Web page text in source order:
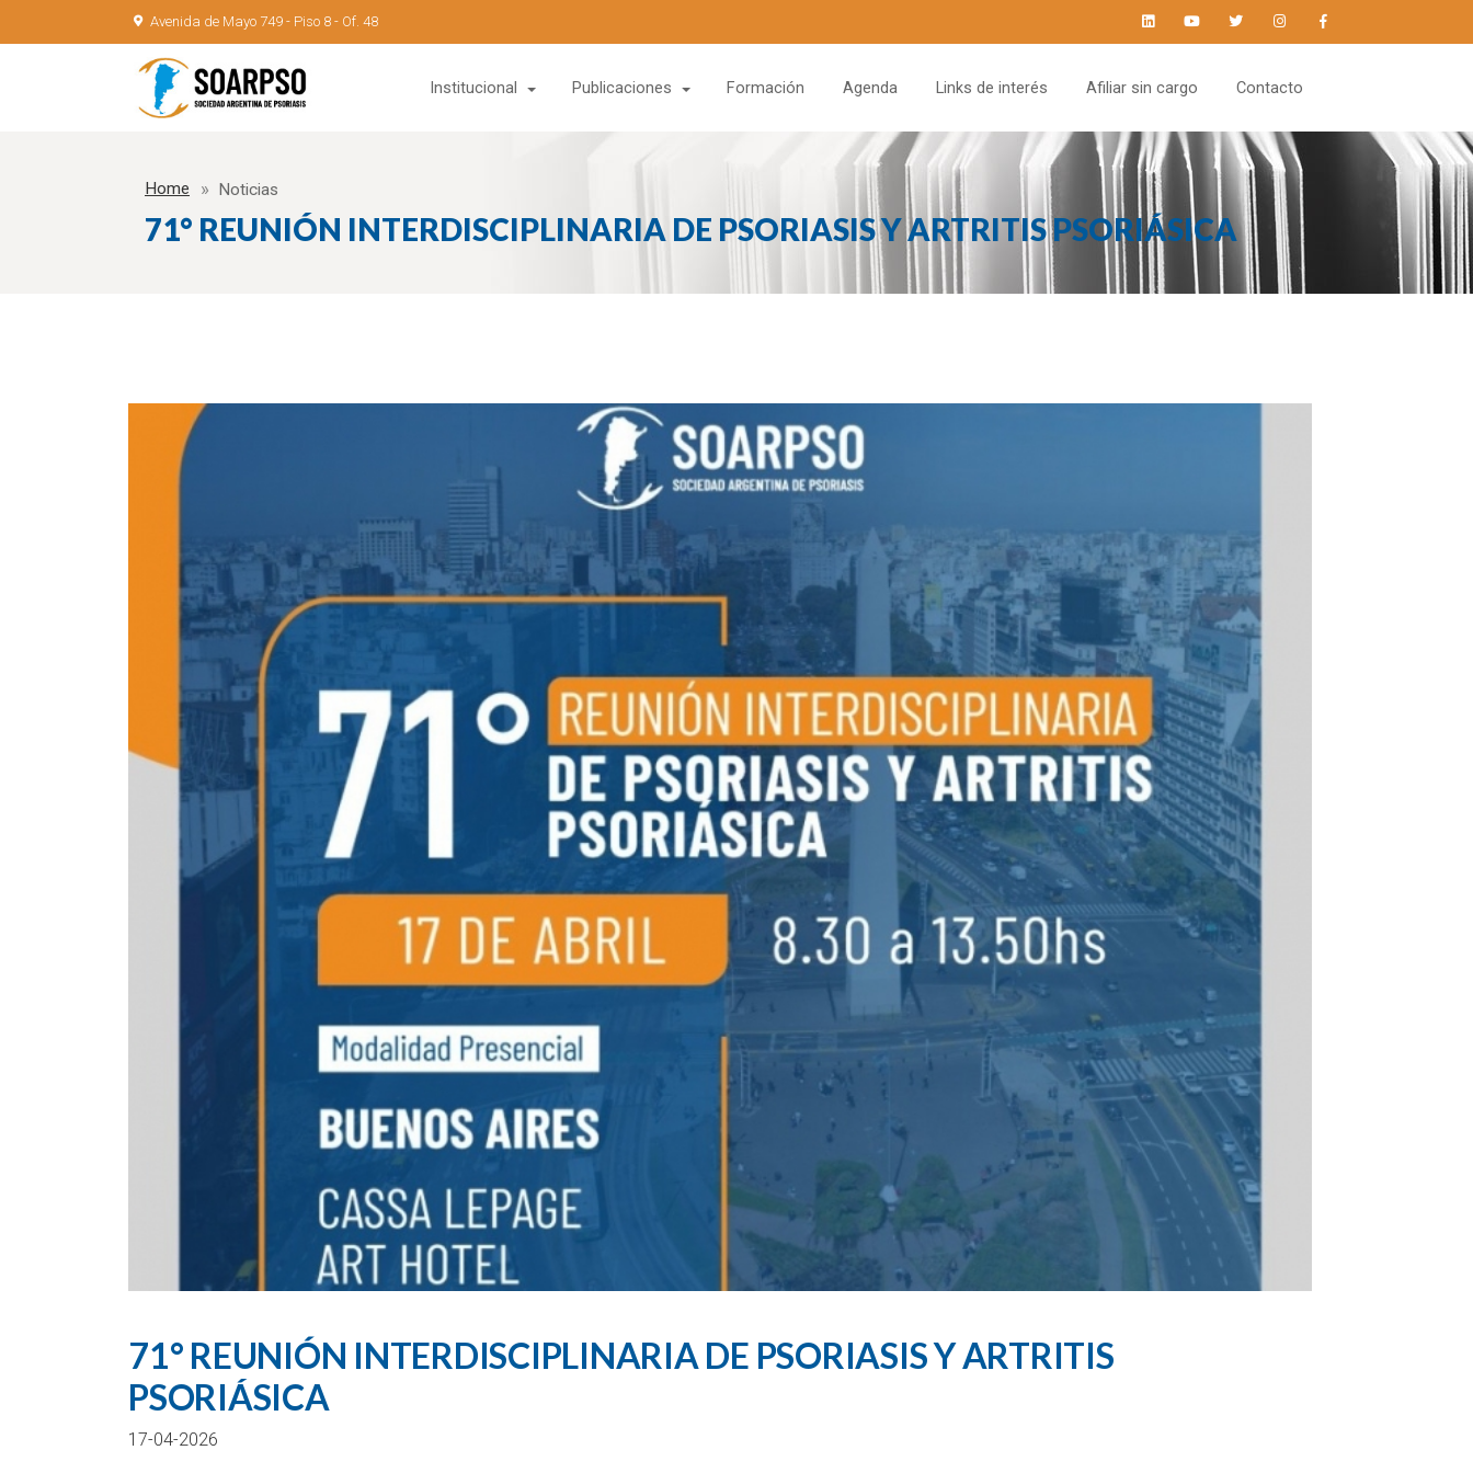
Avenida de Mayo 749 - Piso 8 - Of. 48
Institucional
Publicaciones
Formación Agenda Links de interés Afiliar sin cargo Contacto
Home Noticias
71° REUNIÓN INTERDISCIPLINARIA DE PSORIASIS Y ARTRITIS PSORIÁSICA
71° REUNIÓN INTERDISCIPLINARIA DE PSORIASIS Y ARTRITIS
PSORIÁSICA
17-04-2026